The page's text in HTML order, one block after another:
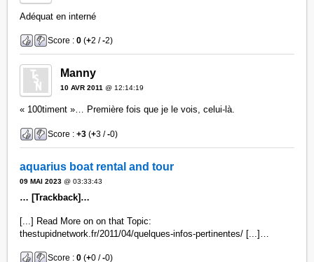
Adéquat en interné
Score :0 (+2 /-2)
Manny
10 AVR 2011 @ 12:14:19
« 100timent »… Première fois que je le vois, celui-là.
Score :+3 (+3 /-0)
aquarius boat rental and tour
09 MAI 2023 @ 03:33:43
… [Trackback]…
[...] Read More on on that Topic:
thestupidnetwork.fr/2011/04/quelques-infos-pertinentes/ [...]…
Score :0 (+0 /-0)